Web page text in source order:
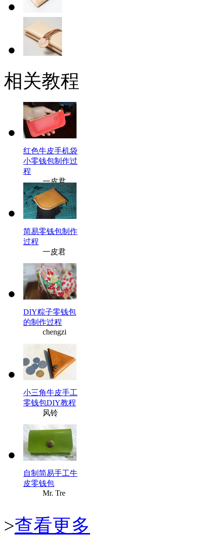
相关教程
红色牛皮手机袋
小零钱包制作过
程
一皮君
简易零钱包制作
过程
一皮君
DIY粽子零钱包
的制作过程
chengzi
小三角牛皮手工
零钱包DIY教程
风铃
自制简易手工牛
皮零钱包
Mr. Tre
>查看更多